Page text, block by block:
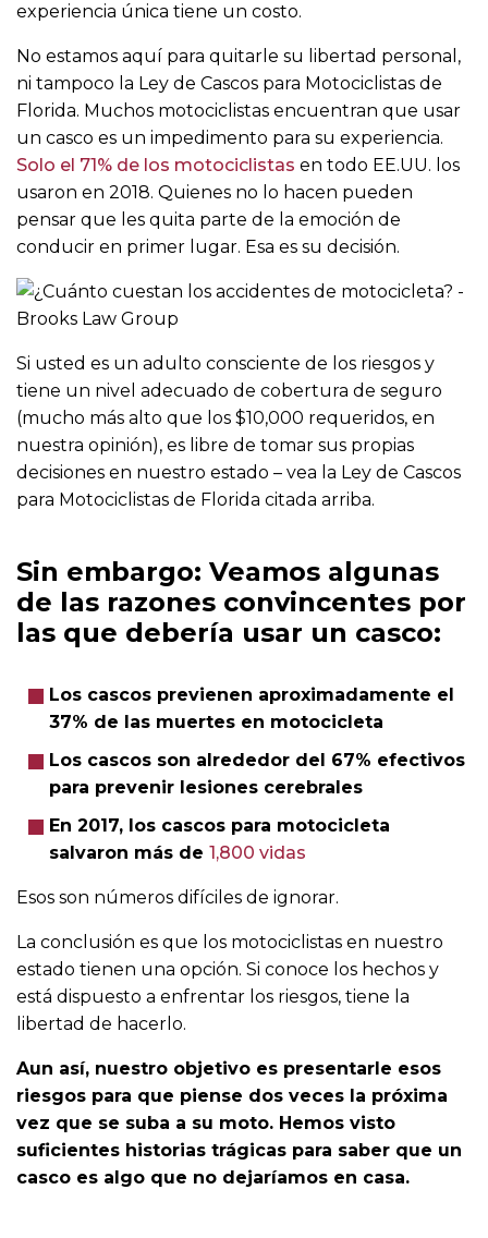
experiencia única tiene un costo.
No estamos aquí para quitarle su libertad personal,
ni tampoco la Ley de Cascos para Motociclistas de
Florida. Muchos motociclistas encuentran que usar
un casco es un impedimento para su experiencia.
Solo el 71% de los motociclistas en todo EE.UU. los
usaron en 2018. Quienes no lo hacen pueden
pensar que les quita parte de la emoción de
conducir en primer lugar. Esa es su decisión.
Si usted es un adulto consciente de los riesgos y
tiene un nivel adecuado de cobertura de seguro
(mucho más alto que los $10,000 requeridos, en
nuestra opinión), es libre de tomar sus propias
decisiones en nuestro estado – vea la Ley de Cascos
para Motociclistas de Florida citada arriba.
Sin embargo: Veamos algunas
de las razones convincentes por
las que debería usar un casco:
Los cascos previenen aproximadamente el
37% de las muertes en motocicleta
Los cascos son alrededor del 67% efectivos
para prevenir lesiones cerebrales
En 2017, los cascos para motocicleta
salvaron más de 1,800 vidas
Esos son números difíciles de ignorar.
La conclusión es que los motociclistas en nuestro
estado tienen una opción. Si conoce los hechos y
está dispuesto a enfrentar los riesgos, tiene la
libertad de hacerlo.
Aun así, nuestro objetivo es presentarle esos
riesgos para que piense dos veces la próxima
vez que se suba a su moto. Hemos visto
suficientes historias trágicas para saber que un
casco es algo que no dejaríamos en casa.